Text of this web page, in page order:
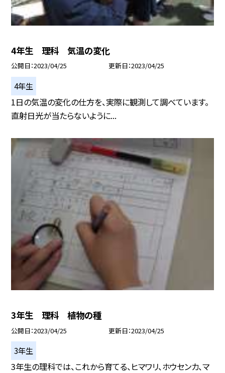
4年生 理科 気温の変化
公開日 2023/04/25 更新日 2023/04/25
4年生
1日の気温の変化の仕方を、実際に観測して調べています。
直射日光が当たらないように...
3年生 理科 植物の種
公開日 2023/04/25 更新日 2023/04/25
3年生
3年生の理科では、これから育てる、ヒマワリ、ホウセンカ、マ